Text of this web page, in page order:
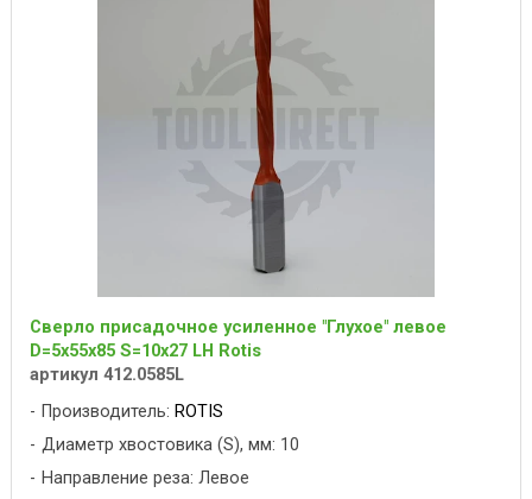
Сверло присадочное усиленное "Глухое" левое
D=5x55x85 S=10x27 LH Rotis
артикул 412.0585L
Производитель: ROTIS
Диаметр хвостовика (S), мм: 10
Направление реза: Левое